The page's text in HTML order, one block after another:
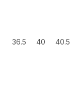
36.5 40 40.5